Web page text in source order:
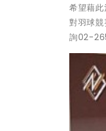
希望藉
對羽球
詢02-